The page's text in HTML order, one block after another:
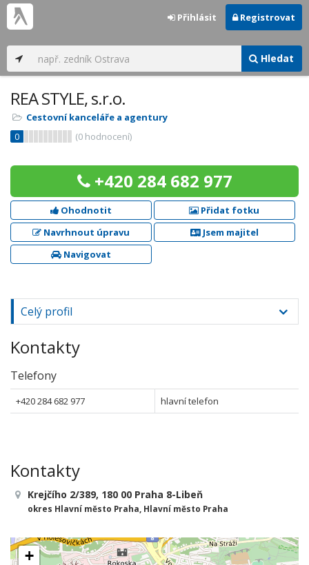
Hledat
Přihlásit Registrovat
REA STYLE, s.r.o.
Cestovní kanceláře a agentury
0
(0 hodnocení)
+420 284 682 977
Ohodnotit
Přidat fotku
Navrhnout úpravu
Jsem majitel
Navigovat
Celý profil
Kontakty
Telefony
+420 284 682 977 hlavní telefon
Kontakty
Krejčího 2/389, 180 00 Praha 8-Libeň
okres Hlavní město Praha, Hlavní město Praha
+